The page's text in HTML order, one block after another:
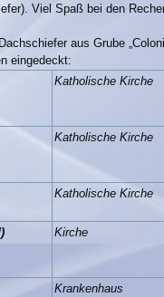
Viel Spaß bei den
aus Grube
eingedeckt:
Katholische Kirche
Katholische Kirche
Katholische Kirche
Kirche
Krankenhaus